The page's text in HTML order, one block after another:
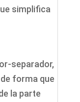
simplifica
separador,
forma que
la parte